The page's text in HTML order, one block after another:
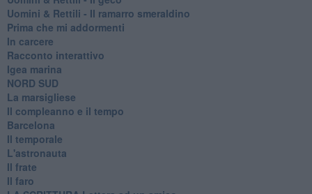
Uomini & Rettili - Il ramarro smeraldino
Prima che mi addormenti
In carcere
Racconto interattivo
Igea marina
​NORD SUD
La marsigliese
Il compleanno e il tempo
Barcelona
Il temporale
L'astronauta
Il frate
Il faro